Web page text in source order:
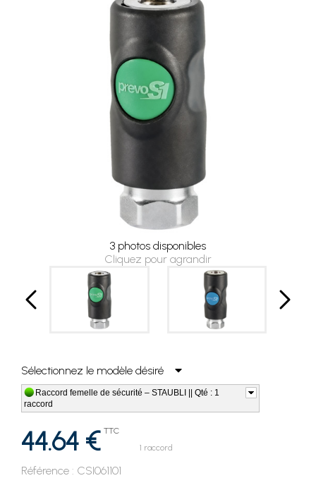
3 photos disponibles
Cliquez pour agrandir
Sélectionnez le modèle désiré
Raccord femelle de sécurité – STAUBLI || Qté : 1
raccord
44.64 € TTC
1 raccord
Référence : CSI061101